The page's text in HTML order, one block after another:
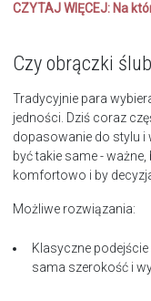
CZYTAJ WIĘCEJ: Na
Czy obrączki
Tradycyjnie para
jedności. Dziś coraz
dopasowanie do stylu i
być takie same -
komfortowo i by
Możliwe rozwiązania:
Klasyczne
sama szerokość i